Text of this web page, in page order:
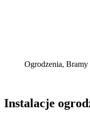
Ogrodzenia,
Instalacje